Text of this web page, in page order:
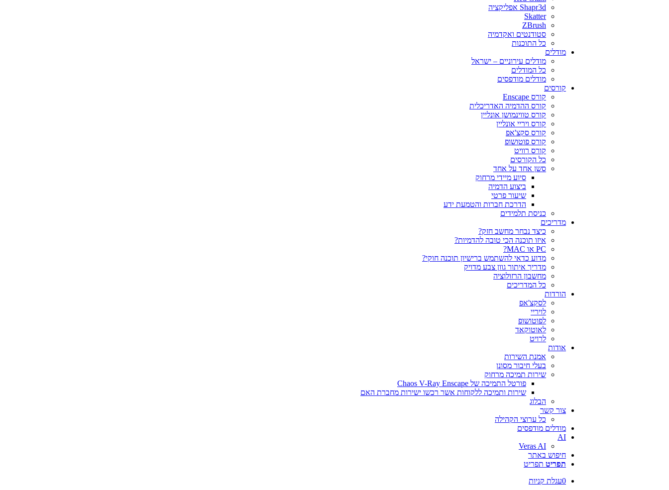
Shapr3d אפליקציה
Skatter
ZBrush
סטודנטים ואקדמיה
כל התוכנות
מודלים
מודלים עירוניים – ישראל
כל המודלים
מודלים מודפסים
קורסים
קורס Enscape
קורס ההדמיה האדריכלית
קורס טווינמושן אונליין
קורס ויריי אונליין
קורס סקצ'אפ
קורס פוטושופ
קורס רוויט
כל הקורסים
סשן אחד על אחד
סיוע מיידי מרחוק
ביצוע הדמיה
שיעור פרטי
הדרכת חברות והטמעת ידע
כניסת תלמידים
מדריכים
כיצד נבחר מחשב חזק?
איזו תוכנה הכי טובה להדמיות?‎‎
PC או MAC?
מדוע כדאי להשתמש ברישיון תוכנה חוקי?
מדריך איתור גוון צבע מדויק
מחשבון הרזולוציה
כל המדריכים
הורדות
לסקצ'אפ
לויריי
לפוטושופ
לאוטוקאד
לרויט
אודות
אמנת השירות
בעלי חיבור מסונן
שירות תמיכה מרחוק
פורטל התמיכה של Chaos V-Ray Enscape
שירות ותמיכה ללקוחות אשר רכשו ישירות מחברת האם
הבלוג
צור קשר
כל ערוצי הקהילה
מודלים מודפסים
AI
Veras AI
חיפוש באתר
תפריט תפריט
0עגלת קניות